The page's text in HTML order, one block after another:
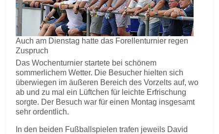
Auch am Dienstag hatte das Forellenturnier regen
Zuspruch
Das Wochenturnier startete bei schönem
sommerlichem Wetter. Die Besucher hielten sich
überwiegen im äußeren Bereich des Vorzelts auf, wo
ab und zu mal ein Lüftchen für leichte Erfrischung
sorgte. Der Besuch war für einen Montag insgesamt
sehr ordentlich.
In den beiden Fußballspielen trafen jeweils David